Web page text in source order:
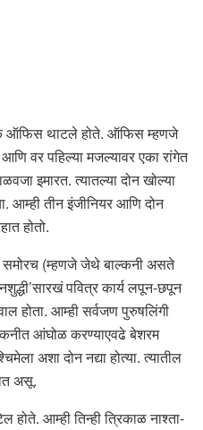
ऑफिस थाटले होते. ऑफिस म्हणजे
वर पहिल्या मजल्यावर एका रांगेत
इमारत. त्यातल्या दोन खोल्या
आम्ही तीन इंजीनियर आणि दोन
होतो.
समोरच (म्हणजे जेथे बाल्कनी असते
पवित्र कार्य लपून-छपून
होता. आम्ही सर्वजण पुरुषलिंगी
आंघोळ करण्याएवढे बेशरम
अशा दोन नद्या होत्या. त्यातील
असू.
होते. आम्ही तिन्ही त्रिकाळ नाश्ता-